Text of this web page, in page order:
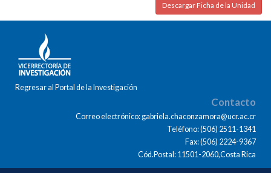
Descargar Ficha de la Unidad
Regresar al Portal de la Investigación
Contacto
Correo electrónico: gabriela.chaconzamora@ucr.ac.cr
Teléfono: (506) 2511-1341
Fax: (506) 2224-9367
Cód.Postal: 11501-2060,Costa Rica